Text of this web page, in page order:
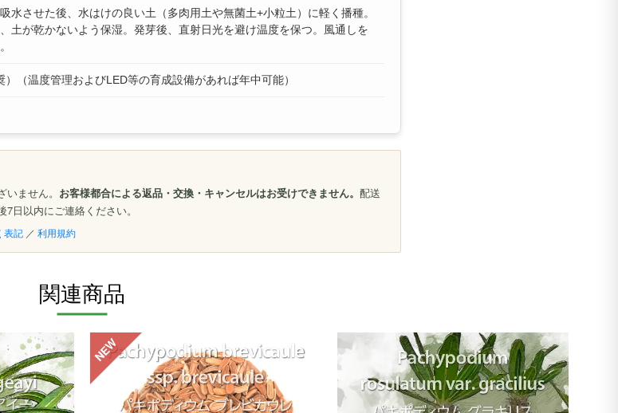
水させた後、水はけの良い土（多肉用土や無菌土+小粒土）に軽く播種。
土が乾かないよう保湿。発芽後、直射日光を避け温度を保つ。風通しを
（温度管理およびLED等の育成設備があれば年中可能）
ません。 お客様都合による返品・交換・キャンセルはお受けできません。 配送
日以内にご連絡ください。
表記 ／ 利用規約
関連商品
NEW